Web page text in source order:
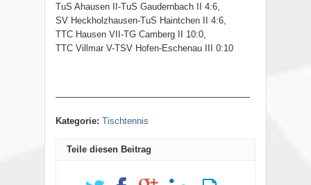
TuS Ahausen II-TuS Gaudernbach II 4:6,
SV Heckholzhausen-TuS Haintchen II 4:6,
TTC Hausen VII-TG Camberg II 10:0,
TTC Villmar V-TSV Hofen-Eschenau III 0:10
—————————————————————–
Kategorie: Tischtennis
Teile diesen Beitrag